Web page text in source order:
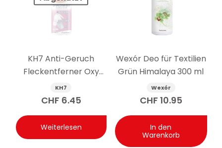
und anhaltenden Duft hinterlässt. Die Intensität
variiert je nach verwendeter Menge und persönlicher
Präferenz: Für ein stärkeres Ergebnis die Dosierung
gegenüber 1 Messkappe leicht erhöhen.
KH7 Anti-Geruch
Fleckentferner Oxy
Spray 750ml
KH7
CHF 6.45
Weiterlesen
Wexór Deo für Textilien
Grün Himalaya 300 ml
Wexór
CHF 10.95
In den
Warenkorb